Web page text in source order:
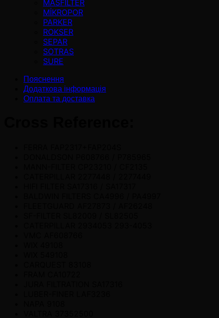
MASFİLTER
MİKROPOR
PARKER
ROKSER
SEPAR
SOTRAS
SURE
Пояснення
Додаткова інформація
Оплата та доставка